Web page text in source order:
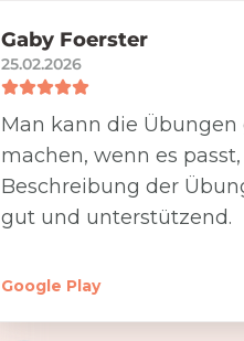
Gaby Foerster
25.02.2026
Man kann die Übungen
machen, wenn es
Beschreibung der
gut und unterstützend.
Google Play